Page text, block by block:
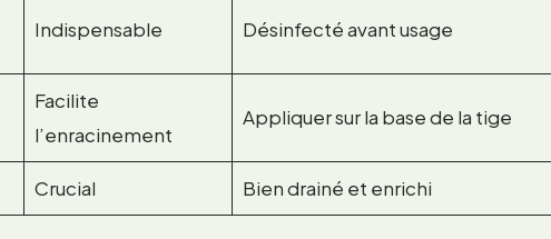
Indispensable Désinfecté avant usage
Facilite
l’enracinement
Appliquer sur la base de la tige
Crucial Bien drainé et enrichi